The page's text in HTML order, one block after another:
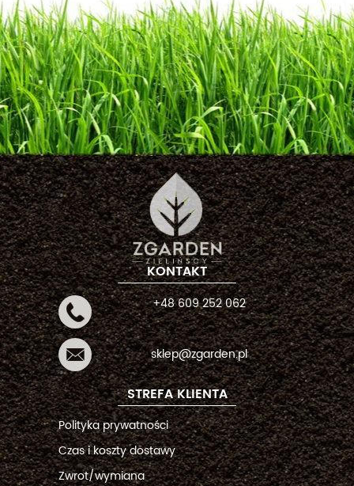
KONTAKT
+48 609 252 062
sklep@zgarden.pl
STREFA KLIENTA
Polityka prywatności
Czas i koszty dostawy
Zwrot/wymiana